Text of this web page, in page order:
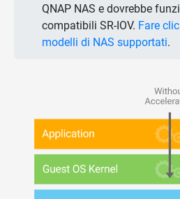
QNAP NAS e dovrebbe
compatibili SR-IOV. Fare
modelli di NAS supportati.